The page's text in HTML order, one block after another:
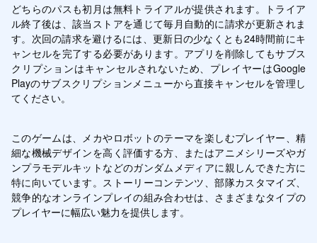
どちらのパスも初月は無料トライアルが提供されます。トライア
ル終了後は、該当ストアを通じて毎月自動的に請求が更新されま
す。次回の請求を避けるには、更新日の少なくとも24時間前にキ
ャンセルを完了する必要があります。アプリを削除してもサブス
クリプションはキャンセルされないため、プレイヤーはGoogle
Playのサブスクリプションメニューから直接キャンセルを管理し
てください。
このゲームは、メカやロボットのテーマを楽しむプレイヤー、精
細な機械デザインを高く評価する方、またはアニメシリーズやガ
ンプラモデルキットなどのガンダムメディアに親しんできた方に
特に向いています。ストーリーコンテンツ、部隊カスタマイズ、
競争的なオンラインプレイの組み合わせは、さまざまなタイプの
プレイヤーに幅広い魅力を提供します。